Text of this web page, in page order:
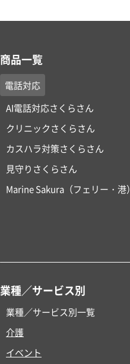
商品一覧
電話対応
AI電話対応さくらさん
クリニックさくらさん
カスハラ対策さくらさん
見守りさくらさん
Marine Sakura（フェリー・港）
業種／サービス別
業種／サービス別一覧
介護
イベント